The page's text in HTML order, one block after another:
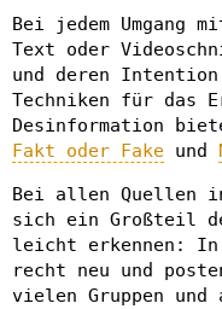
Bei jedem Umgang
Text oder
und deren
Techniken für das
Desinformation
Fakt oder Fake und
Bei allen Quellen
sich ein Großteil
leicht erkennen: In
recht neu und
vielen Gruppen und